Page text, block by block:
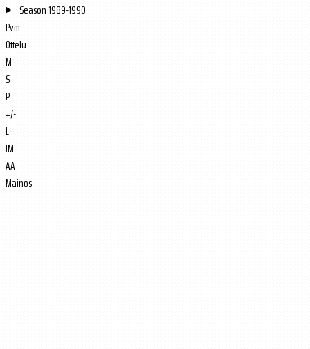
Season1989-1990
Pvm
Ottelu
M
S
P
+/-
L
JM
AA
Mainos